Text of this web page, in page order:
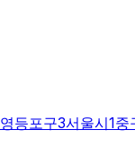
영등포구3서울시1중